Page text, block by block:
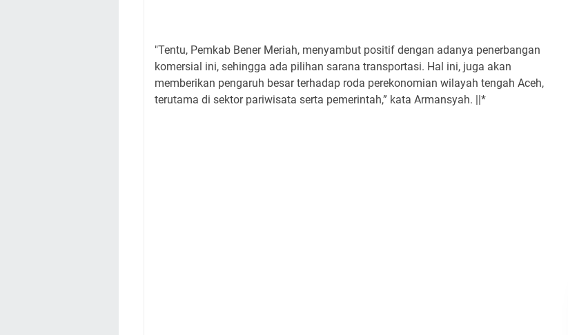
"Tentu, Pemkab Bener Meriah, menyambut positif dengan adanya penerbangan
komersial ini, sehingga ada pilihan sarana transportasi. Hal ini, juga akan
memberikan pengaruh besar terhadap roda perekonomian wilayah tengah Aceh,
terutama di sektor pariwisata serta pemerintah,” kata Armansyah. ||*